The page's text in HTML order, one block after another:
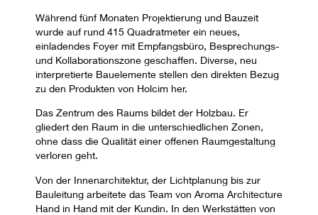
Während fünf Monaten Projektierung und Bauzeit
wurde auf rund 415 Quadratmeter ein neues,
einladendes Foyer mit Empfangsbüro, Besprechungs-
und Kollaborationszone geschaffen. Diverse, neu
interpretierte Bauelemente stellen den direkten Bezug
zu den Produkten von Holcim her.
Das Zentrum des Raums bildet der Holzbau. Er
gliedert den Raum in die unterschiedlichen Zonen,
ohne dass die Qualität einer offenen Raumgestaltung
verloren geht.
Von der Innenarchitektur, der Lichtplanung bis zur
Bauleitung arbeitete das Team von Aroma Architecture
Hand in Hand mit der Kundin. In den Werkstätten von